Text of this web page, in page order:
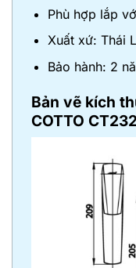
Phù hợp lắp
Xuất xứ: Thái
Bảo hành: 2
Bản vẽ kích
COTTO